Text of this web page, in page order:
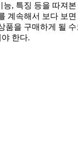
, 특징 등을 따져
계속해서 보다 보
품을 구매하게 될
한다.